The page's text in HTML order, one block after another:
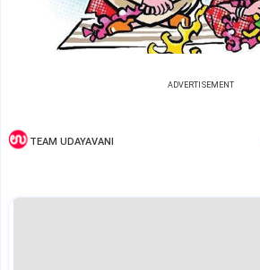
ADVERTISEMENT
TEAM UDAYAVANI